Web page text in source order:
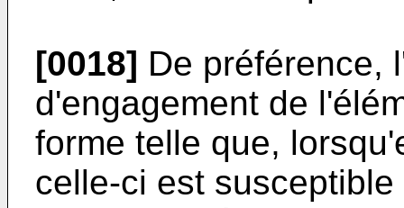
[0018] De préférence,
d'engagement de
forme telle que,
celle-ci est